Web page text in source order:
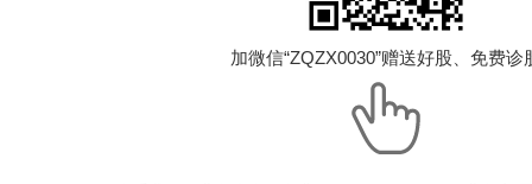
加微信“ZQZX0030”赠送好股、免费诊